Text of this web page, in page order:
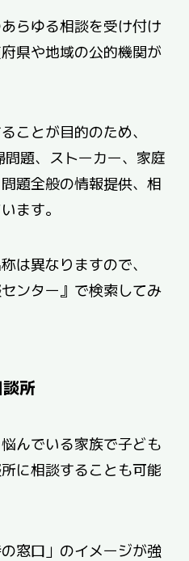
らゆる相談を受け付け
県や地域の公的機関が
ことが目的のため、
題、ストーカー、家庭
題全般の情報提供、相
ます。
は異なりますので、
ンター』で検索してみ
所
んでいる家族で子ども
に相談することも可能
窓口」のイメージが強